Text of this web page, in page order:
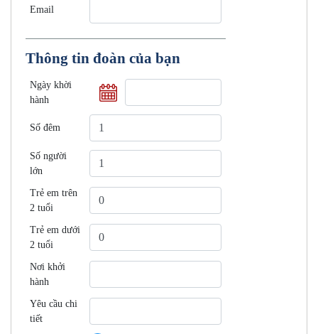
Email
Thông tin đoàn của bạn
Ngày khời
hành
Số đêm
Số người
lớn
Trẻ em trên
2 tuổi
Trẻ em dưới
2 tuổi
Nơi khởi
hành
Yêu cầu chi
tiết